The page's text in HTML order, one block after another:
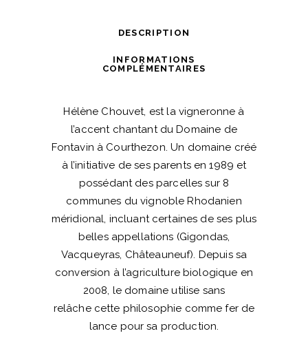
DESCRIPTION
INFORMATIONS
COMPLÉMENTAIRES
Hélène Chouvet, est la vigneronne à
l’accent chantant du Domaine de
Fontavin à Courthezon. Un domaine créé
à l’initiative de ses parents en 1989 et
possédant des parcelles sur 8
communes du vignoble Rhodanien
méridional, incluant certaines de ses plus
belles appellations (Gigondas,
Vacqueyras, Châteauneuf). Depuis sa
conversion à l’agriculture biologique en
2008, le domaine utilise sans
relâche cette philosophie comme fer de
lance pour sa production.